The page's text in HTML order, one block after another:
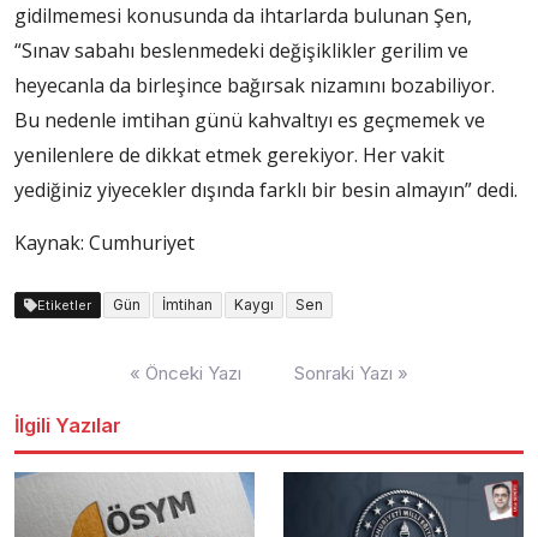
gidilmemesi konusunda da ihtarlarda bulunan Şen,
“Sınav sabahı beslenmedeki değişiklikler gerilim ve
heyecanla da birleşince bağırsak nizamını bozabiliyor.
Bu nedenle imtihan günü kahvaltıyı es geçmemek ve
yenilenlere de dikkat etmek gerekiyor. Her vakit
yediğiniz yiyecekler dışında farklı bir besin almayın” dedi.
Kaynak: Cumhuriyet
Etiketler Gün İmtihan Kaygı Sen
« Önceki Yazı Sonraki Yazı »
İlgili Yazılar